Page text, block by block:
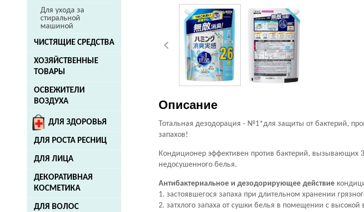
Для ухода за
стиральной
машиной
ЧИСТЯЩИЕ СРЕДСТВА
ХОЗЯЙСТВЕННЫЕ
ТОВАРЫ
ОСВЕЖИТЕЛИ
ВОЗДУХА
ДЛЯ ЗДОРОВЬЯ
ДЛЯ РОСТА РЕСНИЦ
ДЛЯ ЛИЦА
ДЕКОРАТИВНАЯ
КОСМЕТИКА
ДЛЯ ВОЛОС
Описание
Тотальная дезодорация - №1*для защиты от бактерий,
запахов!
Кондиционер эффективен против бактерий, вызывающих 3
недосушенного белья.
Антибактериальное и дезодорирующее действие
1. застоявшегося запаха при длительном хранении
2. затхлого запаха от сушки белья в помещении с